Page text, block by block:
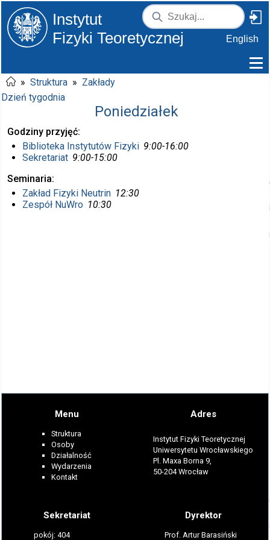
Instytut
Fizyki Teoretycznej
English
» Struktura » Zakłady
Dzień tygodnia
Poniedziałek
Godziny przyjęć
Biblioteka Instytutów Fizyki 9:00-16:00
Sekretariat 9:00-15:00
Seminaria
Zakład Fizyki Neutrin 12:30
Zespół NuWro 10:30
Menu
Struktura
Osoby
Działalność
Wydarzenia
Kontakt
Adres
Instytut Fizyki Teoretycznej
Uniwersytetu Wrocławskiego
Pl. Maxa Borna 9,
50-204 Wrocław
Sekretariat
pokój: 404
Dyrektor
Prof. Artur Barasiński